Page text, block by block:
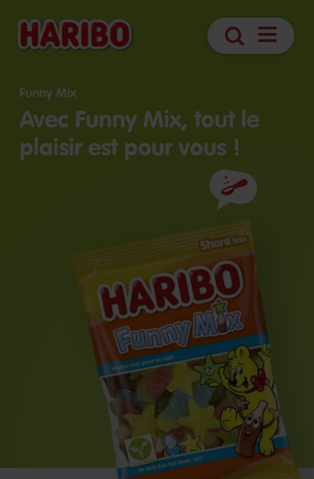
RechercheOuvrir
Funny Mix
Avec Funny Mix, tout le
plaisir est pour vous !
Ingrédients